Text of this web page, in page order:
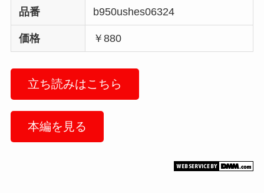
品番 b950ushes06324
価格 ￥880
立ち読みはこちら
本編を見る